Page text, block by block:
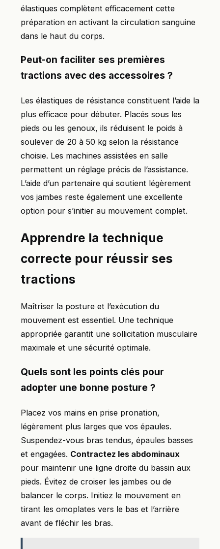
élastiques complètent efficacement cette
préparation en activant la circulation sanguine
dans le haut du corps.
Peut-on faciliter ses premières
tractions avec des accessoires ?
Les élastiques de résistance constituent l’aide la
plus efficace pour débuter. Placés sous les
pieds ou les genoux, ils réduisent le poids à
soulever de 20 à 50 kg selon la résistance
choisie. Les machines assistées en salle
permettent un réglage précis de l’assistance.
L’aide d’un partenaire qui soutient légèrement
vos jambes reste également une excellente
option pour s’initier au mouvement complet.
Apprendre la technique
correcte pour réussir ses
tractions
Maîtriser la posture et l’exécution du
mouvement est essentiel. Une technique
appropriée garantit une sollicitation musculaire
maximale et une sécurité optimale.
Quels sont les points clés pour
adopter une bonne posture ?
Placez vos mains en prise pronation,
légèrement plus larges que vos épaules.
Suspendez-vous bras tendus, épaules basses
et engagées. Contractez les abdominaux
pour maintenir une ligne droite du bassin aux
pieds. Évitez de croiser les jambes ou de
balancer le corps. Initiez le mouvement en
tirant les omoplates vers le bas et l’arrière
avant de fléchir les bras.